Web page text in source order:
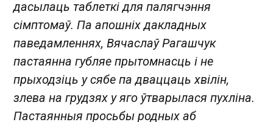
дасылаць таблеткі для палягчэння
сімптомаў. Па апошніх дакладных
паведамленнях, Вячаслаў Рагашчук
пастаянна губляе прытомнасць і не
прыходзіць у сябе па дваццаць хвілін,
злева на грудзях у яго ўтварылася пухліна.
Пастаянныя просьбы родных аб